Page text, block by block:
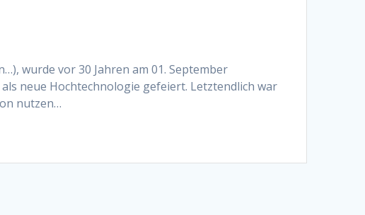
wurde vor 30 Jahren am 01. September
neue Hochtechnologie gefeiert. Letztendlich war
nutzen…